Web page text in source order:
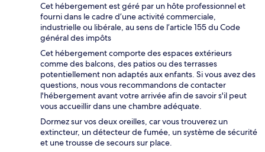
Cet hébergement est géré par un hôte professionnel et
fourni dans le cadre d’une activité commerciale,
industrielle ou libérale, au sens de l’article 155 du Code
général des impôts
Cet hébergement comporte des espaces extérieurs
comme des balcons, des patios ou des terrasses
potentiellement non adaptés aux enfants. Si vous avez des
questions, nous vous recommandons de contacter
l'hébergement avant votre arrivée afin de savoir s'il peut
vous accueillir dans une chambre adéquate.
Dormez sur vos deux oreilles, car vous trouverez un
extincteur, un détecteur de fumée, un système de sécurité
et une trousse de secours sur place.